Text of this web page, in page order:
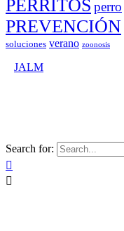
PERRITOS perro
PREVENCIÓN
soluciones verano zoonosis
JALM
Search for:

